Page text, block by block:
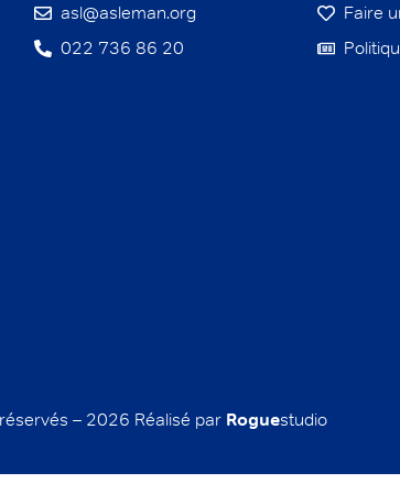
asl@asleman.org
022 736 86 20
Faire
– 2026 Réalisé par Roguestudio